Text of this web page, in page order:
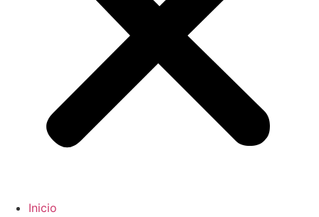
Inicio